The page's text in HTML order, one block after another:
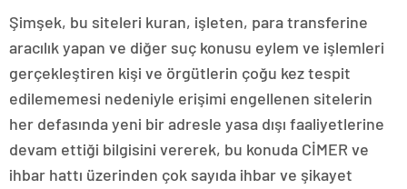
Şimşek, bu siteleri kuran, işleten, para transferine
aracılık yapan ve diğer suç konusu eylem ve işlemleri
gerçekleştiren kişi ve örgütlerin çoğu kez tespit
edilememesi nedeniyle erişimi engellenen sitelerin
her defasında yeni bir adresle yasa dışı faaliyetlerine
devam ettiği bilgisini vererek, bu konuda CİMER ve
ihbar hattı üzerinden çok sayıda ihbar ve şikayet